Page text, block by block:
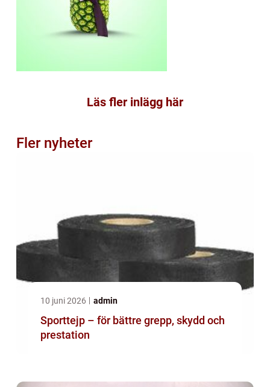
Läs fler inlägg här
Fler nyheter
10 juni 2026 admin
Sporttejp – för bättre grepp, skydd och
prestation